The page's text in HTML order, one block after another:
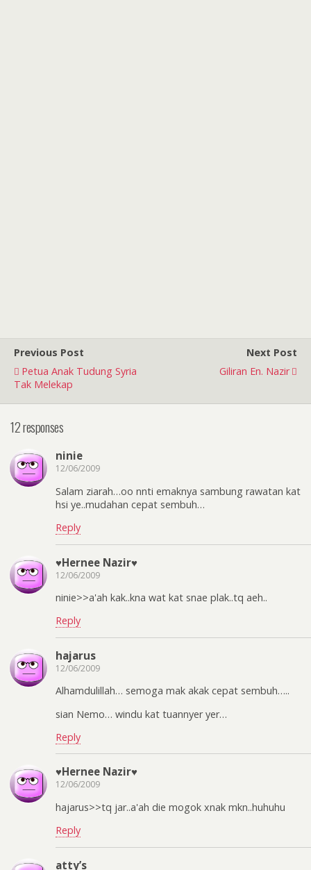
Previous Post
Petua Anak Tudung Syria
Tak Melekap
Next Post
Giliran En. Nazir
12 responses
ninie
12/06/2009
Salam ziarah…oo nnti emaknya sambung rawatan kat
hsi ye..mudahan cepat sembuh…
Reply
♥Hernee Nazir♥
12/06/2009
ninie>>a'ah kak..kna wat kat snae plak..tq aeh..
Reply
hajarus
12/06/2009
Alhamdulillah… semoga mak akak cepat sembuh…..
sian Nemo… windu kat tuannyer yer…
Reply
♥Hernee Nazir♥
12/06/2009
hajarus>>tq jar..a'ah die mogok xnak mkn..huhuhu
Reply
atty’s